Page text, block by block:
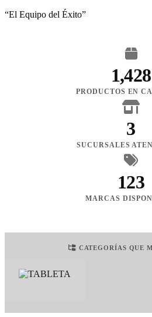
“El Equipo del Éxito”
1,428
PRODUCTOS EN
3
SUCURSALES
123
MARCAS
CATEGORÍAS QUE